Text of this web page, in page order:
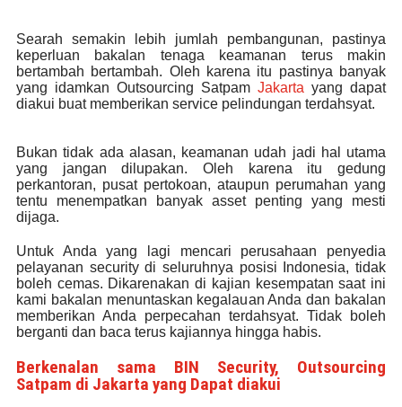
Searah semakin lebih jumlah pembangunan, pastinya
keperluan bakalan tenaga keamanan terus makin
bertambah bertambah. Oleh karena itu pastinya banyak
yang idamkan Outsourcing Satpam Jakarta yang dapat
diakui buat memberikan service pelindungan terdahsyat.
Bukan tidak ada alasan, keamanan udah jadi hal utama
yang jangan dilupakan. Oleh karena itu gedung
perkantoran, pusat pertokoan, ataupun perumahan yang
tentu menempatkan banyak asset penting yang mesti
dijaga.
Untuk Anda yang lagi mencari perusahaan penyedia
pelayanan security di seluruhnya posisi Indonesia, tidak
boleh cemas. Dikarenakan di kajian kesempatan saat ini
kami bakalan menuntaskan kegalauan Anda dan bakalan
memberikan Anda perpecahan terdahsyat. Tidak boleh
berganti dan baca terus kajiannya hingga habis.
Berkenalan sama BIN Security, Outsourcing
Satpam di Jakarta yang Dapat diakui